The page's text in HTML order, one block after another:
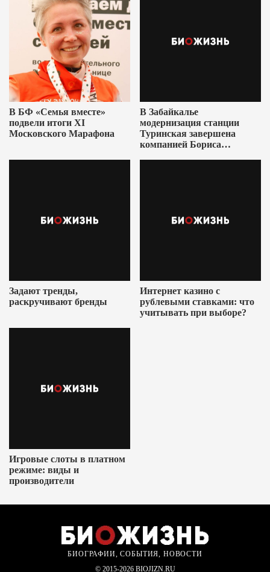
В БФ «Семья вместе»
подвели итоги XI
Московского Марафона
В Забайкалье
модернизация станции
Туринская завершена
компанией Бориса
Задают тренды,
раскручивают бренды
Интернет казино с
рублевыми ставками: что
учитывать при выборе?
Игровые слоты в платном
режиме: виды и
производители
БИОГРАФИИ, СОБЫТИЯ, НОВОСТИ
© 2015-2026 BIOJIZN.RU